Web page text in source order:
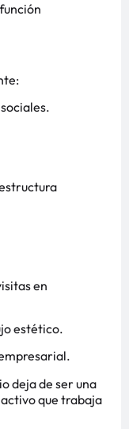
en
estético.
deja de ser una
que trabaja